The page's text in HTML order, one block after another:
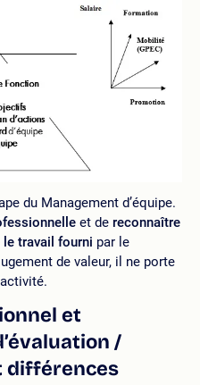
du Management d’équipe.
et de reconnaître
travail fourni par le
de valeur, il ne porte
et
/
différences